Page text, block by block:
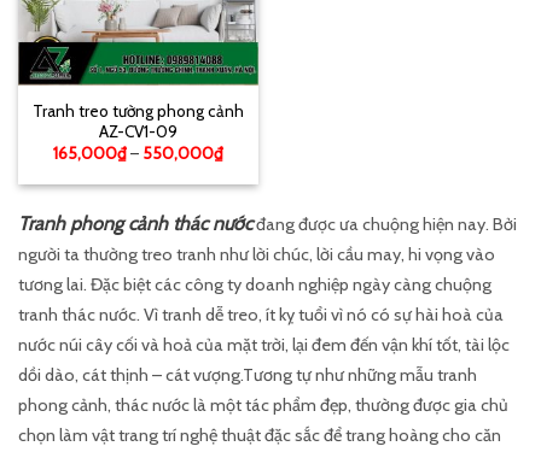
Tranh treo tường phong cảnh
AZ-CV1-09
165,000₫– 550,000₫
Tranh phong cảnh thác nướcđang được ưa chuộng hiện nay. Bởi
người ta thường treo tranh như lời chúc, lời cầu may, hi vọng vào
tương lai. Đặc biệt các công ty doanh nghiệp ngày càng chuộng
tranh thác nước. Vì tranh dễ treo, ít kỵ tuổi vì nó có sự hài hoà của
nước núi cây cối và hoả của mặt trời, lại đem đến vận khí tốt, tài lộc
dồi dào, cát thịnh – cát vượng.Tương tự như những mẫu tranh
phong cảnh, thác nước là một tác phẩm đẹp, thường được gia chủ
chọn làm vật trang trí nghệ thuật đặc sắc để trang hoàng cho căn